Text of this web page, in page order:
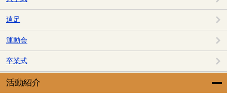
遠足
運動会
卒業式
活動紹介